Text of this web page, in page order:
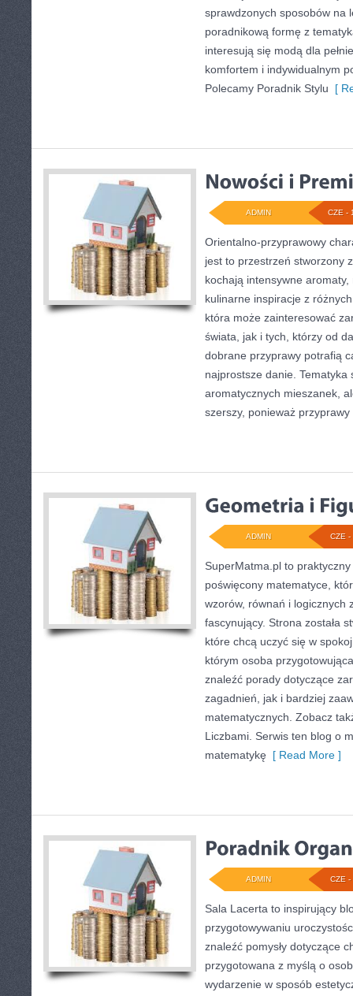
sprawdzonych sposobów na
poradnikową formę z
interesują się modą dla
komfortem i indywidualnym
Polecamy Poradnik Stylu [
CZE -
ADMIN
Orientalno-przyprawowy
jest to przestrzeń stworzony
kochają intensywne
kulinarne inspiracje z
która może zainteresować
świata, jak i tych, którzy od
dobrane przyprawy potrafią
najprostsze danie. Tematyka
aromatycznych mieszanek,
szerszy, ponieważ przyprawy
CZE -
ADMIN
SuperMatma.pl to
poświęcony matematyce,
wzorów, równań i logicznych
fascynujący. Strona została
które chcą uczyć się w
którym osoba
znaleźć porady dotyczące
zagadnień, jak i bardziej
matematycznych. Zobacz
Liczbami. Serwis ten blog o
matematykę [ Read More ]
CZE -
ADMIN
Sala Lacerta to inspirujący
przygotowywaniu
znaleźć pomysły dotyczące
przygotowana z myślą o
wydarzenie w sposób